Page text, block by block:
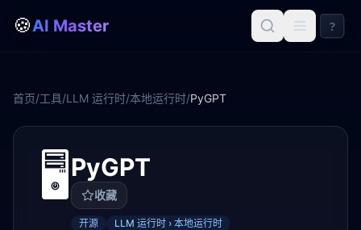
🍪AI Master ?
首页/工具/LLM 运行时/本地运行时/PyGPT
🖥️PyGPT
收藏
开源
LLM 运行时 › 本地运行时